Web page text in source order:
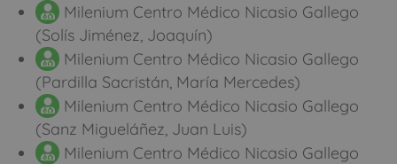
Milenium Centro Médico Nicasio Gallego
(Solís Jiménez, Joaquín)
Milenium Centro Médico Nicasio Gallego
(Pardilla Sacristán, María Mercedes)
Milenium Centro Médico Nicasio Gallego
(Sanz Migueláñez, Juan Luis)
Milenium Centro Médico Nicasio Gallego